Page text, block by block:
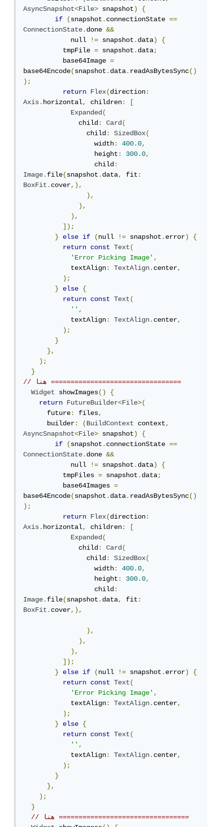
AsyncSnapshot<File> snapshot)
{
if
(snapshot.connectionState ==
ConnectionState.done &&
            null
!= snapshot.data)
{
          tmpFile
= snapshot.data;
          base64Image
=
base64Encode(snapshot.data.readAsBytesSync()
);
return
Flex(direction:
Axis.horizontal, children:
[
Expanded(
              child
: Card(
                child
: SizedBox(
                  width
: 400.0,
                  height
: 300.0,
                  child
:
Image.file(snapshot.data, fit:
BoxFit.cover,),
),
),
),
]);
}
else if (null != snapshot.error)
{
return
const Text(
'Error Picking Image',
            textAlign
: TextAlign.center,
);
}
else
{
return
const Text(
'',
            textAlign
: TextAlign.center,
);
}
},
);
}
// هنا =================================
Widget
showImages()
{
return
FutureBuilder<File>(
      future
: files,
      builder
: (BuildContext context,
AsyncSnapshot<File> snapshot)
{
if
(snapshot.connectionState ==
ConnectionState.done &&
            null
!= snapshot.data)
{
          tmpFiles
= snapshot.data;
          base64Images
=
base64Encode(snapshot.data.readAsBytesSync()
);
return
Flex(direction:
Axis.horizontal, children:
[
Expanded(
              child
: Card(
                child
: SizedBox(
                  width
: 400.0,
                  height
: 300.0,
                  child
:
Image.file(snapshot.data, fit:
BoxFit.cover,),
),
),
),
]);
}
else if (null != snapshot.error)
{
return
const Text(
'Error Picking Image',
            textAlign
: TextAlign.center,
);
}
else
{
return
const Text(
'',
            textAlign
: TextAlign.center,
);
}
},
);
}
// هنا =================================